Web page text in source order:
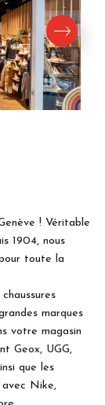
! Véritable
1904, nous
toute la
marques
votre magasin
Geox, UGG,
que les
avec Nike,